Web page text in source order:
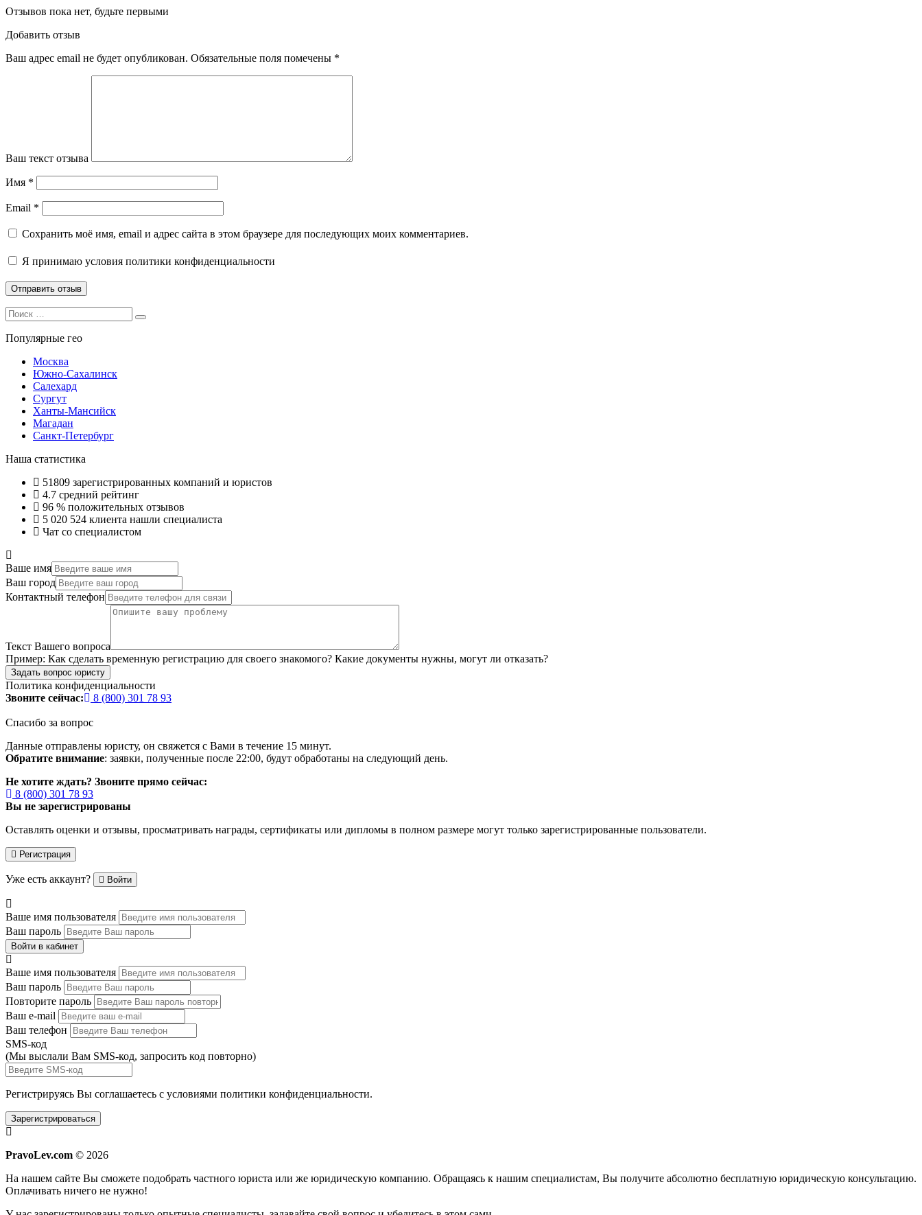
Отзывов пока нет, будьте первыми
Добавить отзыв
Ваш адрес email не будет опубликован. Обязательные поля помечены *
Ваш текст отзыва
Имя *
Email *
Сохранить моё имя, email и адрес сайта в этом браузере для последующих моих комментариев.
Я принимаю условия политики конфиденциальности
Search
for:
Search
Популярные гео
Москва
Южно-Сахалинск
Салехард
Сургут
Ханты-Мансийск
Магадан
Санкт-Петербург
Наша статистика
51809 зарегистрированных компаний и юристов
4.7 средний рейтинг
96 % положительных отзывов
5 020 524 клиента нашли специалиста
Чат со специалистом
Ваше имя
Ваш город
Контактный телефон
Текст Вашего вопроса
Пример: Как сделать временную регистрацию для своего знакомого? Какие документы нужны, могут ли отказать?
Задать вопрос юристу
Политика конфиденциальности
Звоните сейчас:
8 (800) 301 78 93
Спасибо за вопрос
Данные отправлены юристу, он свяжется с Вами в течение 15 минут.
Обратите внимание: заявки, полученные после 22:00, будут обработаны на следующий день.
Не хотите ждать? Звоните прямо сейчас:
8 (800) 301 78 93
Вы не зарегистрированы
Оставлять оценки и отзывы, просматривать награды, сертификаты или дипломы в полном размере могут только зарегистрированные пользователи.
Регистрация
Уже есть аккаунт? Войти
Ваше имя пользователя
Ваш пароль
Войти в кабинет
Ваше имя пользователя
Ваш пароль
Повторите пароль
Ваш e-mail
Ваш телефон
SMS-код
(Мы выслали Вам SMS-код, запросить код повторно)
Регистрируясь Вы соглашаетесь с условиями политики конфиденциальности.
Зарегистрироваться
PravoLev.com © 2026
На нашем сайте Вы сможете подобрать частного юриста или же юридическую компанию. Обращаясь к нашим специалистам, Вы получите абсолютно бесплатную юридическую консультацию.
Оплачивать ничего не нужно!